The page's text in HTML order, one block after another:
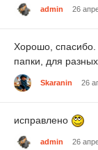
admin 26
Хорошо,
папки, для
Skaranin 26
исправлено
admin 26